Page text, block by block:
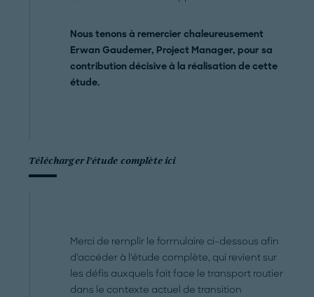
Nous tenons à remercier chaleureusement
Erwan Gaudemer, Project Manager, pour sa
contribution décisive à la réalisation de cette
étude.
Télécharger l’étude complète ici
Merci de remplir le formulaire ci-dessous afin
d'accéder à l'étude complète, qui revient sur
les défis auxquels fait face le transport routier
dans le contexte actuel de transition